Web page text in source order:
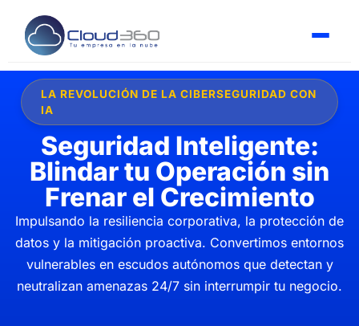
LA REVOLUCIÓN DE LA CIBERSEGURIDAD CON
IA
Seguridad Inteligente:
Blindar tu Operación sin
Frenar el Crecimiento
Impulsando la resiliencia corporativa, la protección de
datos y la mitigación proactiva. Convertimos entornos
vulnerables en escudos autónomos que detectan y
neutralizan amenazas 24/7 sin interrumpir tu negocio.